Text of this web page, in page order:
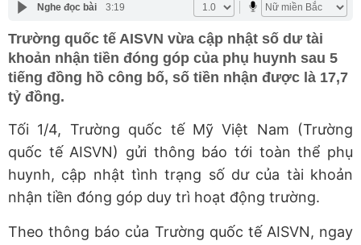
Nghe đọc bài 3:19
Trường quốc tế AISVN vừa cập nhật số dư tài
khoản nhận tiền đóng góp của phụ huynh sau 5
tiếng đồng hồ công bố, số tiền nhận được là 17,7
tỷ đồng.
Tối 1/4, Trường quốc tế Mỹ Việt Nam (Trường
quốc tế AISVN) gửi thông báo tới toàn thể phụ
huynh, cập nhật tình trạng số dư của tài khoản
nhận tiền đóng góp duy trì hoạt động trường.
Theo thông báo của Trường quốc tế AISVN, ngay